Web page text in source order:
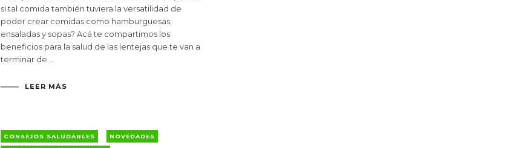
si tal comida también tuviera la versatilidad de
poder crear comidas como hamburguesas,
ensaladas y sopas? Acá te compartimos los
beneficios para la salud de las lentejas que te van a
terminar de …
LEER MÁS
CONSEJOS SALUDABLES NOVEDADES